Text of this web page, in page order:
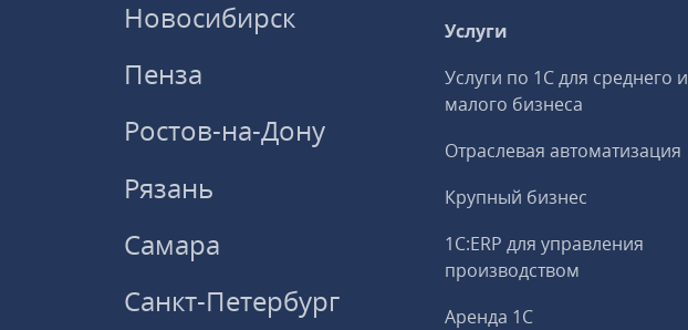
Новосибирск
Пенза
Ростов-на-Дону
Рязань
Самара
Санкт-Петербург
Услуги
Услуги по 1С для среднего и
малого бизнеса
Отраслевая автоматизация
Крупный бизнес
1С:ERP для управления
производством
Аренда 1С